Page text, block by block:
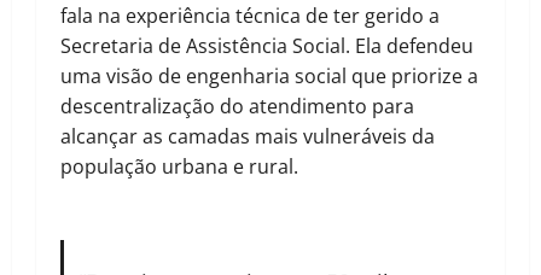
fala na experiência técnica de ter gerido a
Secretaria de Assistência Social. Ela defendeu
uma visão de engenharia social que priorize a
descentralização do atendimento para
alcançar as camadas mais vulneráveis da
população urbana e rural.